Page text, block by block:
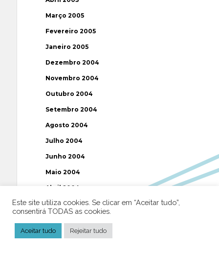
Março 2005
Fevereiro 2005
Janeiro 2005
Dezembro 2004
Novembro 2004
Outubro 2004
Setembro 2004
Agosto 2004
Julho 2004
Junho 2004
Maio 2004
Abril 2004
Março 2004
Janeiro 2004
Este site utiliza cookies. Se clicar em “Aceitar tudo”,
consentirá TODAS as cookies.
Aceitar tudo Rejeitar tudo